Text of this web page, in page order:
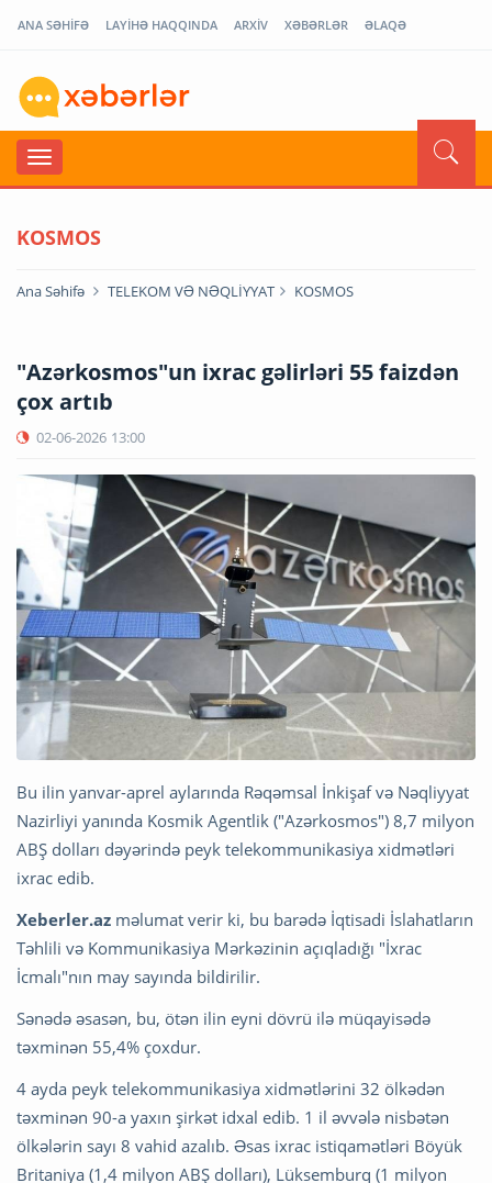
ANA SƏHİFƏ LAYİHƏ HAQQINDA ARXİV XƏBƏRLƏR ƏLAQƏ
KOSMOS
Ana Səhifə TELEKOM VƏ NƏQLİYYAT KOSMOS
"Azərkosmos"un ixrac gəlirləri 55 faizdən
çox artıb
02-06-2026 13:00
Bu ilin yanvar-aprel aylarında Rəqəmsal İnkişaf və Nəqliyyat
Nazirliyi yanında Kosmik Agentlik ("Azərkosmos") 8,7 milyon
ABŞ dolları dəyərində peyk telekommunikasiya xidmətləri
ixrac edib.
Xeberler.az məlumat verir ki, bu barədə İqtisadi İslahatların
Təhlili və Kommunikasiya Mərkəzinin açıqladığı "İxrac
İcmalı"nın may sayında bildirilir.
Sənədə əsasən, bu, ötən ilin eyni dövrü ilə müqayisədə
təxminən 55,4% çoxdur.
4 ayda peyk telekommunikasiya xidmətlərini 32 ölkədən
təxminən 90-a yaxın şirkət idxal edib. 1 il əvvələ nisbətən
ölkələrin sayı 8 vahid azalıb. Əsas ixrac istiqamətləri Böyük
Britaniya (1,4 milyon ABŞ dolları), Lüksemburq (1 milyon